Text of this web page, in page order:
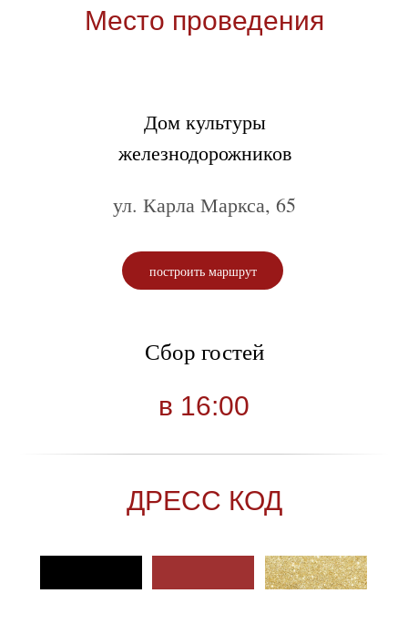
Место проведения
в 16:00
Дом культуры
железнодорожников
Сбор гостей
ул. Карла Маркса, 65
построить маршрут
ДРЕСС КОД